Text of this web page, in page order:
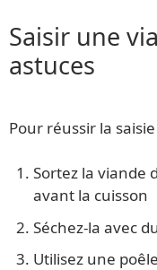
Saisir une
astuces
Pour réussir la
Sortez la viande
avant la cuisson
Séchez-la avec
Utilisez une